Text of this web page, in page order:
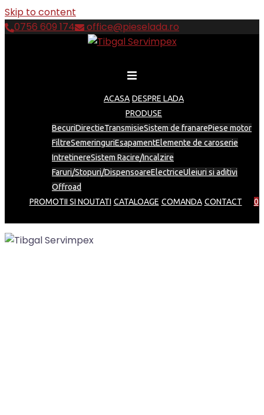
Skip to content
0756 609 174
office@pieselada.ro
ACASA DESPRE LADA
PRODUSE
BecuriDirectieTransmisieSistem de franarePiese motor
FiltreSemeringuriEsapamentElemente de caroserie
IntretinereSistem Racire/Incalzire
Faruri/Stopuri/DispensoareElectriceUleiuri si aditivi
Offroad
PROMOTII SI NOUTATI CATALOAGE COMANDA CONTACT 0